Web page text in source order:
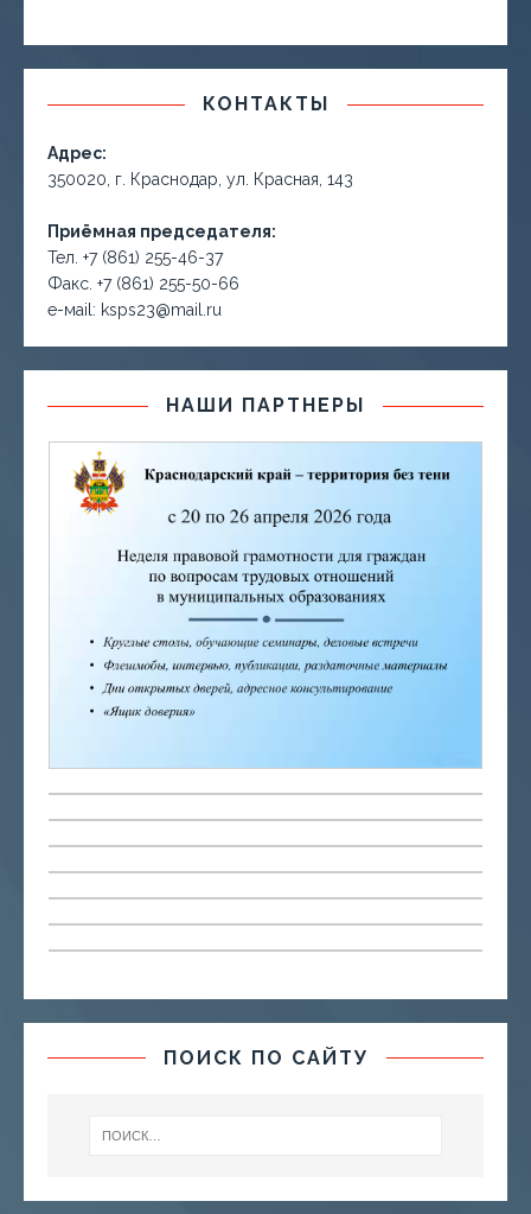
КОНТАКТЫ
Адрес:
350020, г. Краснодар, ул. Красная, 143
Приёмная председателя:
Тел. +7 (861) 255-46-37
Факс. +7 (861) 255-50-66
е-маil: ksps23@mail.ru
НАШИ ПАРТНЕРЫ
ПОИСК ПО САЙТУ